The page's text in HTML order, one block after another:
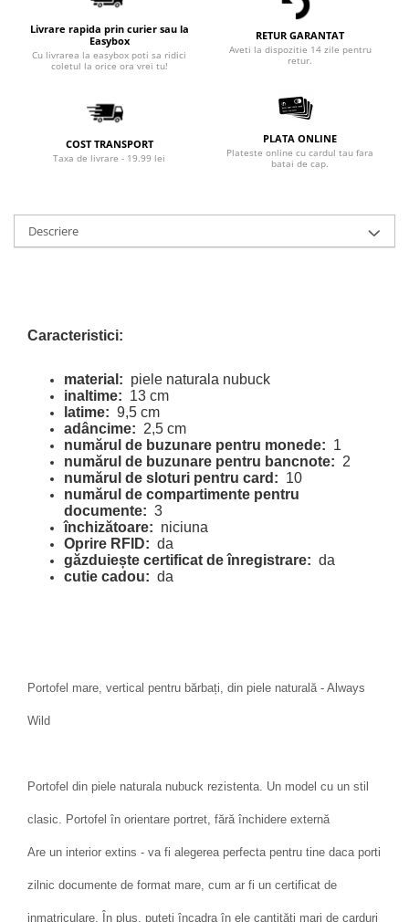
Livrare rapida prin curier sau la
Easybox
Cu livrarea la easybox poti sa ridici
coletul la orice ora vrei tu!
RETUR GARANTAT
Aveti la dispozitie 14 zile pentru
retur.
COST TRANSPORT
Taxa de livrare - 19.99 lei
PLATA ONLINE
Plateste online cu cardul tau fara
batai de cap.
Descriere
Caracteristici:
material: piele naturala nubuck
inaltime: 13 cm
latime: 9,5 cm
adâncime: 2,5 cm
numărul de buzunare pentru monede: 1
numărul de buzunare pentru bancnote: 2
numărul de sloturi pentru card: 10
numărul de compartimente pentru
documente: 3
închizătoare: niciuna
Oprire RFID: da
găzduiește certificat de înregistrare: da
cutie cadou: da
Portofel mare, vertical pentru bărbați, din piele naturală - Always
Wild
Portofel din piele naturala nubuck rezistenta. Un model cu un stil
clasic. Portofel în orientare portret, fără închidere externă
Are un interior extins - va fi alegerea perfecta pentru tine daca porti
zilnic documente de format mare, cum ar fi un certificat de
inmatriculare. În plus, puteți încadra în ele cantități mari de carduri